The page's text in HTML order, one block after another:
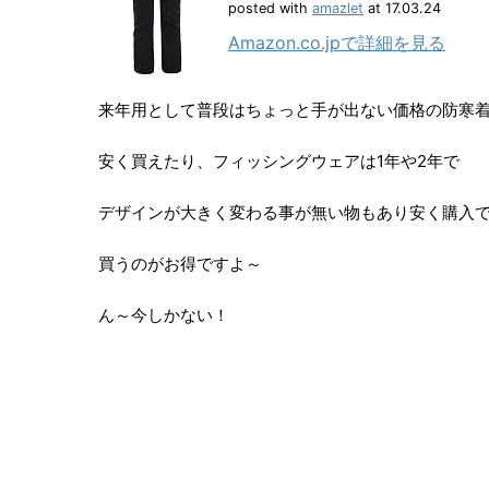
posted with amazlet at 17.03.24
Amazon.co.jpで詳細を見る
来年用として普段はちょっと手が出ない価格の防寒
安く買えたり、フィッシングウェアは1年や2年で
デザインが大きく変わる事が無い物もあり安く購入
買うのがお得ですよ～
ん～今しかない！